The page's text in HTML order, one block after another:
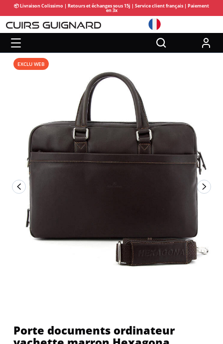
📦 Livraison Colissimo | Retours et échanges sous 15j | Service client français | Paiement
en 3x
Porte documents ordinateur
EXCLU WEB